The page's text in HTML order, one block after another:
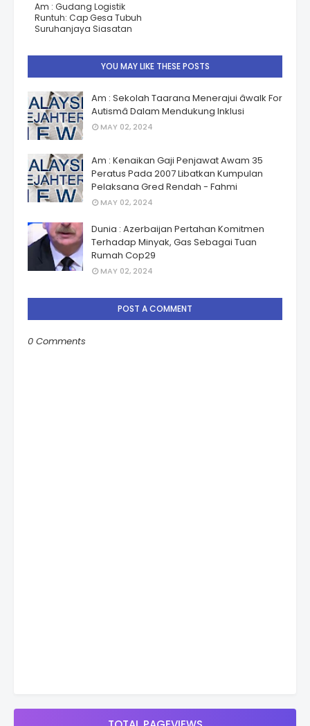
Am : Gudang Logistik
Runtuh: Cap Gesa Tubuh
Suruhanjaya Siasatan
YOU MAY LIKE THESE POSTS
Am : Sekolah Taarana Menerajui âwalk For
Autismâ Dalam Mendukung Inklusi
MAY 02, 2024
Am : Kenaikan Gaji Penjawat Awam 35
Peratus Pada 2007 Libatkan Kumpulan
Pelaksana Gred Rendah - Fahmi
MAY 02, 2024
Dunia : Azerbaijan Pertahan Komitmen
Terhadap Minyak, Gas Sebagai Tuan
Rumah Cop29
MAY 02, 2024
POST A COMMENT
0 Comments